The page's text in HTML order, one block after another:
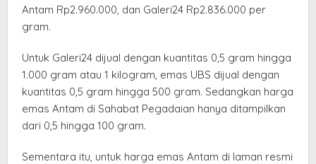
Antam Rp2.960.000, dan Galeri24 Rp2.836.000 per
gram.
Untuk Galeri24 dijual dengan kuantitas 0,5 gram hingga
1.000 gram atau 1 kilogram, emas UBS dijual dengan
kuantitas 0,5 gram hingga 500 gram. Sedangkan harga
emas Antam di Sahabat Pegadaian hanya ditampilkan
dari 0,5 hingga 100 gram.
Sementara itu, untuk harga emas Antam di laman resmi